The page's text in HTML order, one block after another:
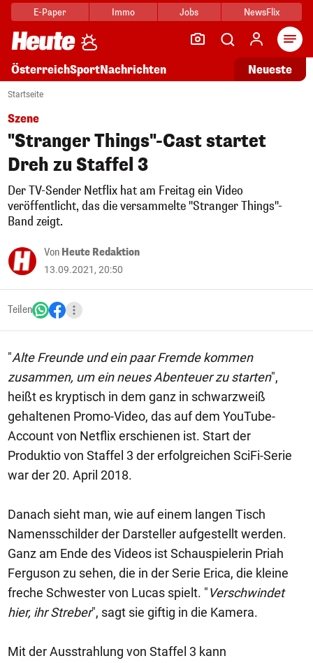
E-Paper Immo Jobs NewsFlix
ÖsterreichSportNachrichten Neueste
Startseite
Szene
"Stranger Things"-Cast startet
Dreh zu Staffel 3
Der TV-Sender Netflix hat am Freitag ein Video
veröffentlicht, das die versammelte "Stranger Things"-
Band zeigt.
Von Heute Redaktion
13.09.2021, 20:50
Teilen
"Alte Freunde und ein paar Fremde kommen
zusammen, um ein neues Abenteuer zu starten",
heißt es kryptisch in dem ganz in schwarzweiß
gehaltenen Promo-Video, das auf dem YouTube-
Account von Netflix erschienen ist. Start der
Produktio von Staffel 3 der erfolgreichen SciFi-Serie
war der 20. April 2018.
Danach sieht man, wie auf einem langen Tisch
Namensschilder der Darsteller aufgestellt werden.
Ganz am Ende des Videos ist Schauspielerin Priah
Ferguson zu sehen, die in der Serie Erica, die kleine
freche Schwester von Lucas spielt. "Verschwindet
hier, ihr Streber", sagt sie giftig in die Kamera.
Mit der Ausstrahlung von Staffel 3 kann